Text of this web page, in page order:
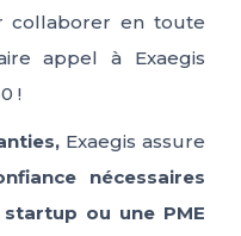
collaborer en toute
appel à Exaegis
!
Exaegis assure
nécessaires
ou une PME